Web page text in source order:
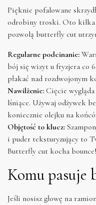
Pięknie pofalowane
odrobiny troski. Oto kilka
pozwolą butterfly cut
Regularne podcinanie:
bój się wizyt u fryzjera co
płakać nad rozdwojonym
Nawilżenie: Cięcie
lśniące. Używaj odżywek
koniecznie olejku na
Objętość to klucz:
i puder teksturyzujący to
Butterfly cut kocha bounce!
Komu pasuje
Jeśli nosisz głowę na